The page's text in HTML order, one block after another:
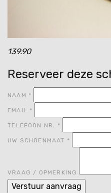
139.90
Reserveer deze
NAAM *
EMAIL *
TELEFOON NR. *
UW SCHOENMAAT *
VRAAG / OPMERKING